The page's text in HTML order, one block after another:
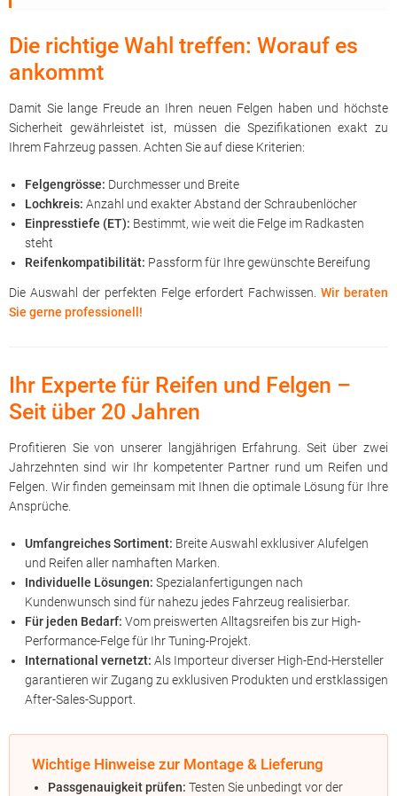
Die richtige Wahl treffen: Worauf es
ankommt
Damit Sie lange Freude an Ihren neuen Felgen haben und höchste
Sicherheit gewährleistet ist, müssen die Spezifikationen exakt zu
Ihrem Fahrzeug passen. Achten Sie auf diese Kriterien:
Felgengrösse: Durchmesser und Breite
Lochkreis: Anzahl und exakter Abstand der Schraubenlöcher
Einpresstiefe (ET): Bestimmt, wie weit die Felge im Radkasten
steht
Reifenkompatibilität: Passform für Ihre gewünschte Bereifung
Die Auswahl der perfekten Felge erfordert Fachwissen. Wir beraten
Sie gerne professionell!
Ihr Experte für Reifen und Felgen –
Seit über 20 Jahren
Profitieren Sie von unserer langjährigen Erfahrung. Seit über zwei
Jahrzehnten sind wir Ihr kompetenter Partner rund um Reifen und
Felgen. Wir finden gemeinsam mit Ihnen die optimale Lösung für Ihre
Ansprüche.
Umfangreiches Sortiment: Breite Auswahl exklusiver Alufelgen
und Reifen aller namhaften Marken.
Individuelle Lösungen: Spezialanfertigungen nach
Kundenwunsch sind für nahezu jedes Fahrzeug realisierbar.
Für jeden Bedarf: Vom preiswerten Alltagsreifen bis zur High-
Performance-Felge für Ihr Tuning-Projekt.
International vernetzt: Als Importeur diverser High-End-Hersteller
garantieren wir Zugang zu exklusiven Produkten und erstklassigen
After-Sales-Support.
Wichtige Hinweise zur Montage & Lieferung
Passgenauigkeit prüfen: Testen Sie unbedingt vor der